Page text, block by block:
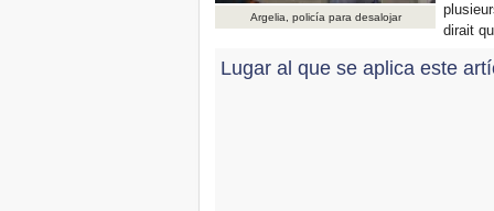
Argelia, policía para desalojar
dirait
Lugar al que se aplica este